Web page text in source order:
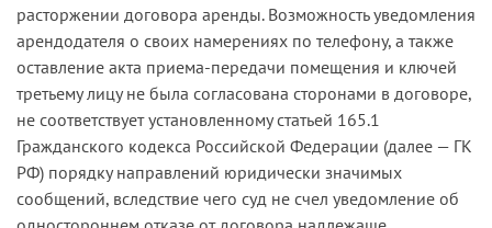
расторжении договора аренды. Возможность уведомления
арендодателя о своих намерениях по телефону, а также
оставление акта приема-передачи помещения и ключей
третьему лицу не была согласована сторонами в договоре,
не соответствует установленному статьей 165.1
Гражданского кодекса Российской Федерации (далее — ГК
РФ) порядку направлений юридически значимых
сообщений, вследствие чего суд не счел уведомление об